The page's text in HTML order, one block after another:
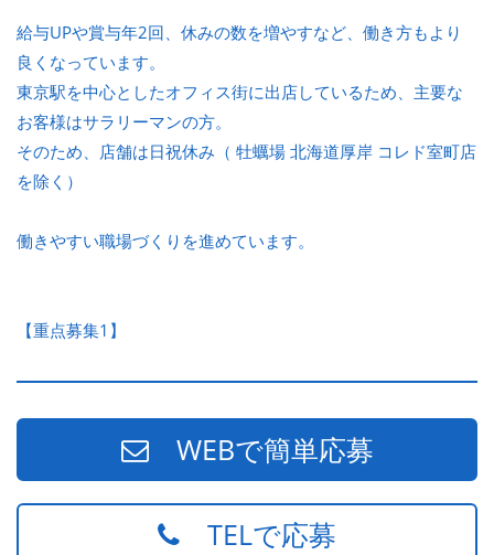
給与UPや賞与年2回、休みの数を増やすなど、働き方もより
良くなっています。
東京駅を中心としたオフィス街に出店しているため、主要な
お客様はサラリーマンの方。
そのため、店舗は日祝休み（ 牡蠣場 北海道厚岸 コレド室町店
を除く）
働きやすい職場づくりを進めています。
【重点募集1】
WEBで簡単応募
TELで応募